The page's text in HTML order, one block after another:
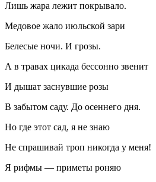
Лишь жара лежит покрывало.
Медовое жало июльской зари
Белесые ночи. И грозы.
А в травах цикада бессонно звенит
И дышат заснувшие розы
В забытом саду. До осеннего дня.
Но где этот сад, я не знаю
Не спрашивай троп никогда у меня!
Я рифмы — приметы роняю